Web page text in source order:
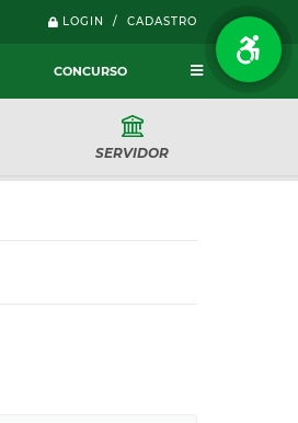
LOGIN / CADASTRO
CONCURSO
SERVIDOR